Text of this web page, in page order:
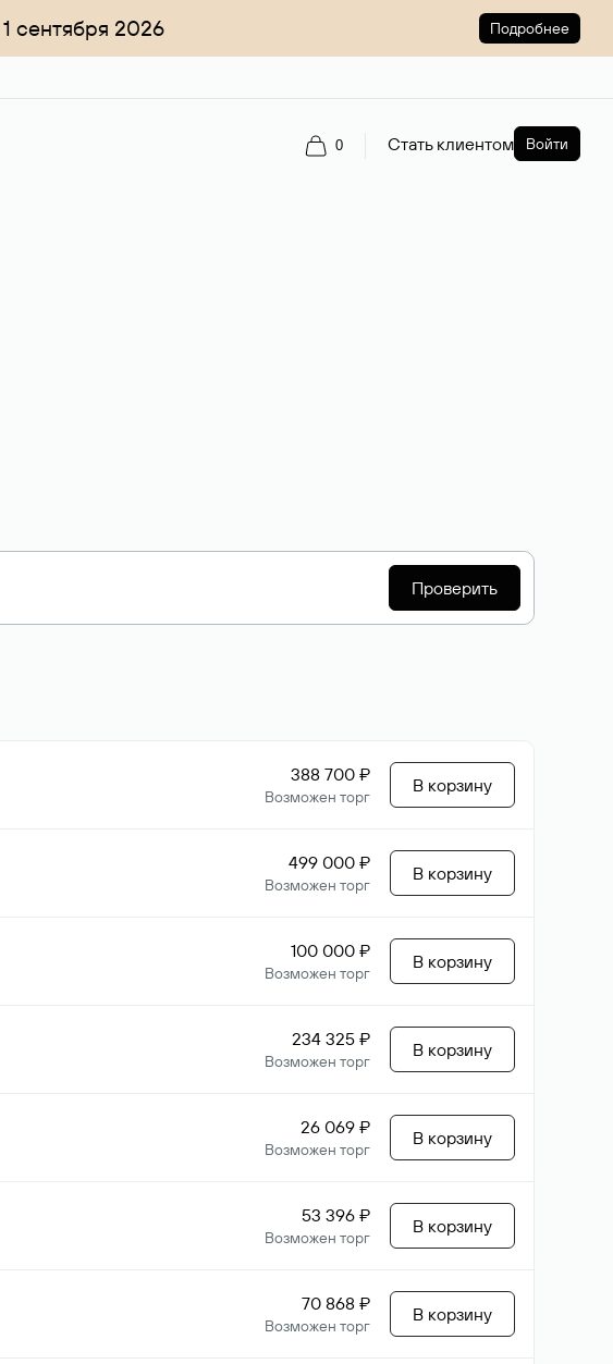
сентября 2026 Подробнее
0 Стать клиентом Войти
Проверить
388 700 ₽
Возможен торг
В корзину
499 000 ₽
Возможен торг
В корзину
100 000 ₽
Возможен торг
В корзину
234 325 ₽
Возможен торг
В корзину
26 069 ₽
Возможен торг
В корзину
53 396 ₽
Возможен торг
В корзину
70 868 ₽
Возможен торг
В корзину